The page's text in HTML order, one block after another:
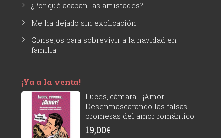
¿Por qué acaban las amistades?
Me ha dejado sin explicación
Consejos para sobrevivir a la navidad en
familia
¡Ya a la venta!
Luces, cámara... ¡Amor!
Desenmascarando las falsas
promesas del amor romántico
19,00€